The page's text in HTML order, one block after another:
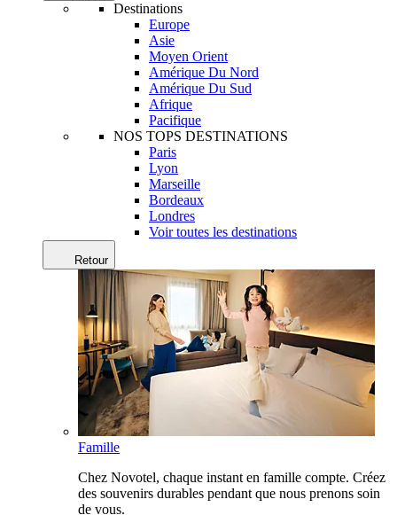
Destinations
Europe
Asie
Moyen Orient
Amérique Du Nord
Amérique Du Sud
Afrique
Pacifique
NOS TOPS DESTINATIONS
Paris
Lyon
Marseille
Bordeaux
Londres
Voir toutes les destinations
Retour
Famille
Chez Novotel, chaque instant en famille compte. Créez
des souvenirs durables pendant que nous prenons soin
de vous.